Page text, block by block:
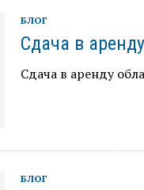
БЛОГ
Сдача в
Сдача в аренду
БЛОГ